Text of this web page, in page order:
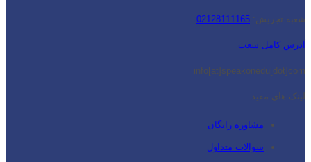
شعبه تجریش: 02128111165
آدرس کامل شعب
info[at]speakonedu[dot]com
لینک های مفید
مشاوره رایگان
سوالات متداول